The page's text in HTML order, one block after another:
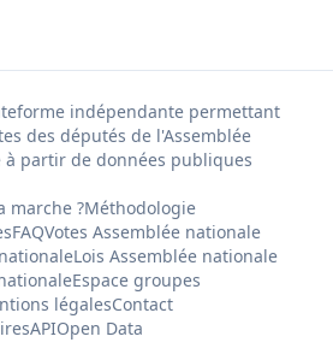
indépendante permettant
des députés de l'Assemblée
à partir de données publiques
marche ?Méthodologie
FAQVotes Assemblée nationale
Lois Assemblée nationale
Espace groupes
légalesContact
APIOpen Data